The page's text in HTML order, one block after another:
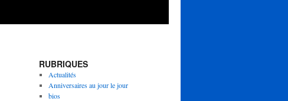
RUBRIQUES
Actualités
Anniversaires au jour le jour
bios